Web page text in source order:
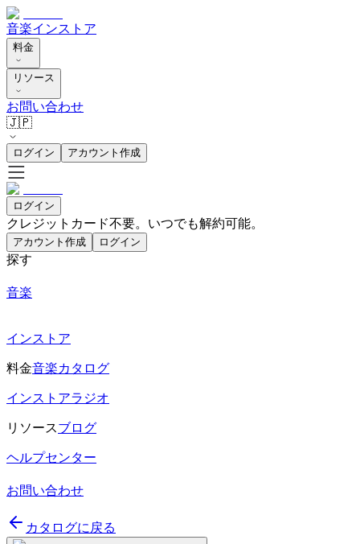
音楽インストア
料金
リソース
お問い合わせ
🇯🇵
ログイン アカウント作成
ログイン
クレジットカード不要。いつでも解約可能。
アカウント作成 ログイン
探す
音楽
インストア
料金音楽カタログ
インストアラジオ
リソースブログ
ヘルプセンター
お問い合わせ
カタログに戻る